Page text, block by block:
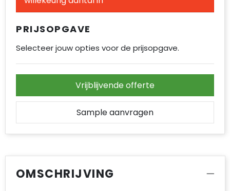
PRIJSOPGAVE
Selecteer jouw opties voor de prijsopgave.
Vrijblijvende offerte
Sample aanvragen
OMSCHRIJVING